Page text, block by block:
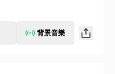
背景音樂